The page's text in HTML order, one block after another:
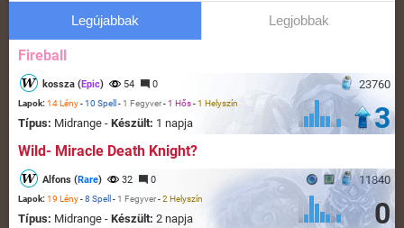
Legújabbak Legjobbak
Fireball
23760
kossza (Epic) 54 0
Lapok: 14 Lény-10 Spell - 1 Fegyver-1 Hős-1 Helyszín
Típus: Midrange - Készült: 1 napja 3
Wild- Miracle Death Knight?
11840
Alfons (Rare) 32 0
Lapok: 19 Lény-8 Spell - 1 Fegyver-2 Helyszín
Típus: Midrange - Készült: 2 napja 0